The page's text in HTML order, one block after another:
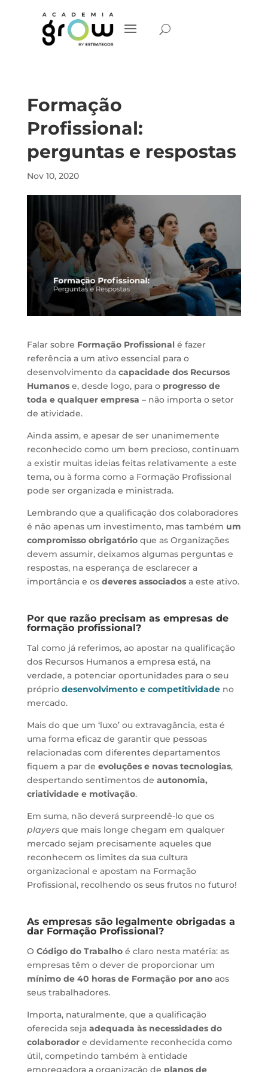
Formação
Profissional:
perguntas e respostas
Nov 10, 2020
Falar sobre Formação Profissionalé fazer
referência a um ativo essencial para o
desenvolvimento dacapacidade dos Recursos
Humanose, desde logo, para o progresso de
toda e qualquer empresa – não importa o setor
de atividade.
Ainda assim, e apesar de ser unanimemente
reconhecido como um bem precioso, continuam
a existir muitas ideias feitas relativamente a este
tema, ou à forma como a Formação Profissional
pode ser organizada e ministrada.
Lembrando que a qualificação dos colaboradores
é não apenas um investimento, mas também um
compromisso obrigatórioque as Organizações
devem assumir, deixamos algumas perguntas e
respostas, na esperança de esclarecer a
importância e os deveres associadosa este ativo.
Por que razão precisam as empresas de
formação profissional?
Tal como já referimos, ao apostar na qualificação
dos Recursos Humanos a empresa está, na
verdade, a potenciar oportunidades para o seu
próprio desenvolvimento e competitividadeno
mercado.
Mais do que um ‘luxo’ ou extravagância, esta é
uma forma eficaz de garantir que pessoas
relacionadas com diferentes departamentos
fiquem a par de evoluções e novas tecnologias,
despertando sentimentos de autonomia,
criatividade e motivação.
Em suma, não deverá surpreendê-lo que os
playersque mais longe chegam em qualquer
mercado sejam precisamente aqueles que
reconhecem os limites da sua cultura
organizacional e apostam na Formação
Profissional, recolhendo os seus frutos no futuro!
As empresas são legalmente obrigadas a
dar Formação Profissional?
O Código do Trabalhoé claro nesta matéria: as
empresas têm o dever de proporcionar um
mínimo de 40 horas de Formação por anoaos
seus trabalhadores.
Importa, naturalmente, que a qualificação
oferecida seja adequada às necessidades do
colaboradore devidamente reconhecida como
útil, competindo também à entidade
empregadora a organização de planos de